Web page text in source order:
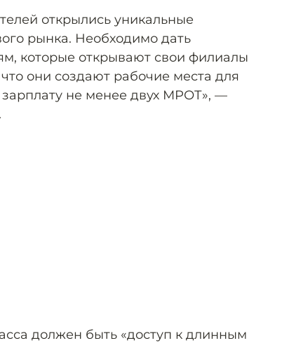
открылись уникальные
рынка. Необходимо дать
которые открывают свои филиалы
они создают рабочие места для
не менее двух МРОТ», —
должен быть «доступ к длинным